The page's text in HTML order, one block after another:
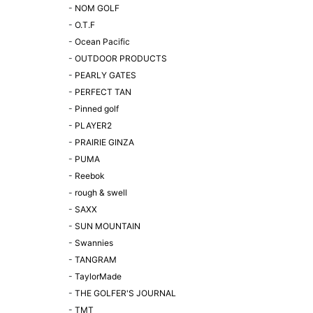
- NOM GOLF
- O.T.F
- Ocean Pacific
- OUTDOOR PRODUCTS
- PEARLY GATES
- PERFECT TAN
- Pinned golf
- PLAYER2
- PRAIRIE GINZA
- PUMA
- Reebok
- rough & swell
- SAXX
- SUN MOUNTAIN
- Swannies
- TANGRAM
- TaylorMade
- THE GOLFER'S JOURNAL
- TMT